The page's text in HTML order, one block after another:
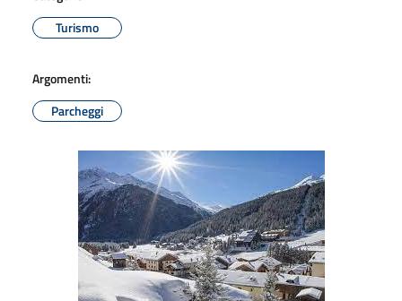
Turismo
Argomenti:
Parcheggi